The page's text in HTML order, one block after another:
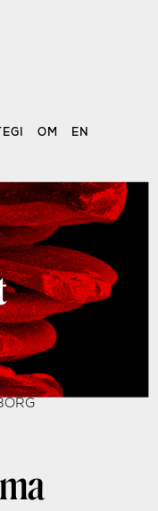
OM EN